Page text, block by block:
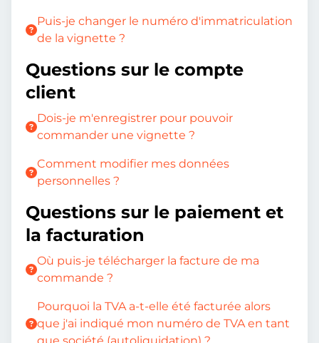
Puis-je changer le numéro d'immatriculation
de la vignette ?
Questions sur le compte
client
Dois-je m'enregistrer pour pouvoir
commander une vignette ?
Comment modifier mes données
personnelles ?
Questions sur le paiement et
la facturation
Où puis-je télécharger la facture de ma
commande ?
Pourquoi la TVA a-t-elle été facturée alors
que j'ai indiqué mon numéro de TVA en tant